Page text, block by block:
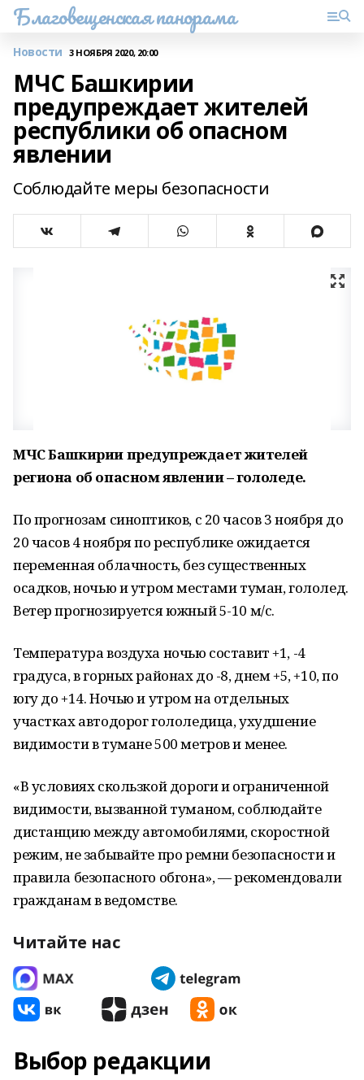
Благовещенская панорама
Новости 3 НОЯБРЯ 2020, 20:00
МЧС Башкирии
предупреждает жителей
республики об опасном
явлении
Соблюдайте меры безопасности
МЧС Башкирии предупреждает жителей
региона об опасном явлении – гололеде.
По прогнозам синоптиков, с 20 часов 3 ноября до
20 часов 4 ноября по республике ожидается
переменная облачность, без существенных
осадков, ночью и утром местами туман, гололед.
Ветер прогнозируется южный 5-10 м/с.
Температура воздуха ночью составит +1, -4
градуса, в горных районах до -8, днем +5, +10, по
югу до +14. Ночью и утром на отдельных
участках автодорог гололедица, ухудшение
видимости в тумане 500 метров и менее.
«В условиях скользкой дороги и ограниченной
видимости, вызванной туманом, соблюдайте
дистанцию между автомобилями, скоростной
режим, не забывайте про ремни безопасности и
правила безопасного обгона», — рекомендовали
гражданам в ведомстве.
Читайте нас
Выбор редакции